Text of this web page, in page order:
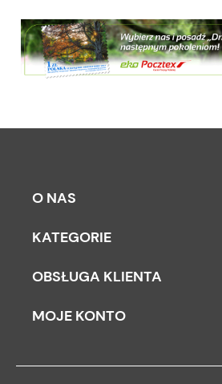
O NAS
KATEGORIE
OBSŁUGA KLIENTA
MOJE KONTO